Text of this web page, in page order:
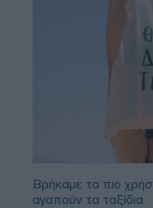
Βρήκαμε τα πιο
αγαπούν τα ταξίδια